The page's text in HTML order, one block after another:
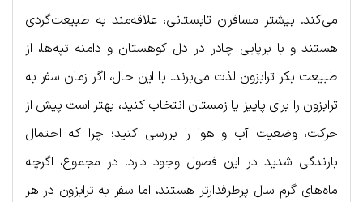
می‌کند. بیشتر مسافران تابستانی، علاقه‌مند به طبیعت‌گردی
هستند و با برپایی چادر در دل کوهستان و دامنه تپه‌ها، از
طبیعت بکر ترابزون لذت می‌برند. با این حال، اگر زمان سفر به
ترابزون را برای پاییز یا زمستان انتخاب کنید، بهتر است پیش از
حرکت، وضعیت آب و هوا را بررسی کنید؛ چرا که احتمال
بارندگی شدید در این فصول وجود دارد. در مجموع، اگرچه
ماه‌های گرم سال پرطرفدارتر هستند، اما سفر به ترابزون در هر